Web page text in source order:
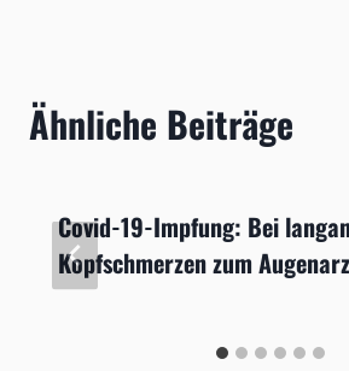
Ähnliche Beiträge
Covid-19-Impfung: Bei
Kopfschmerzen zum